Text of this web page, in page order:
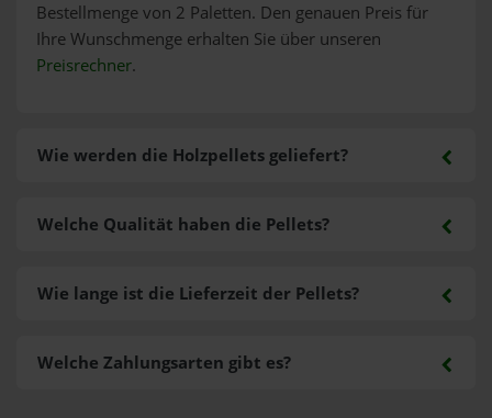
Bestellmenge von 2 Paletten. Den genauen Preis für
Ihre Wunschmenge erhalten Sie über unseren
Preisrechner.
Wie werden die Holzpellets geliefert?
Welche Zahlungsarten gibt es?
Welche Qualität haben die Pellets?
Wie lange ist die Lieferzeit der Pellets?